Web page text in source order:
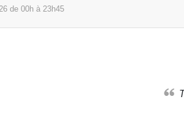
de 00h à 23h45